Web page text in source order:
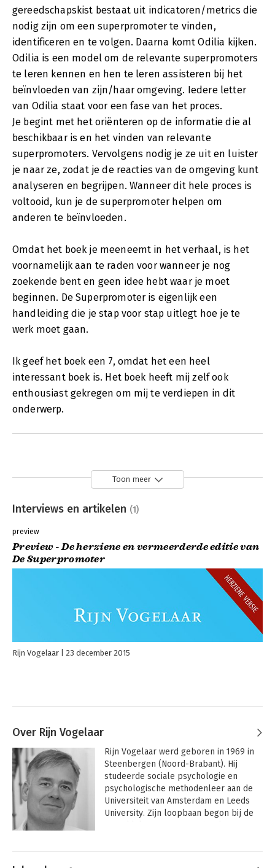
gereedschapskist bestaat uit indicatoren/metrics die
nodig zijn om een superpromoter te vinden,
identificeren en te volgen. Daarna komt Odilia kijken.
Odilia is een model om de relevante superpromoters
te leren kennen en hen te leren assisteren bij het
beïnvloeden van zijn/haar omgeving. Iedere letter
van Odilia staat voor een fase van het proces.
Je begint met het oriënteren op de informatie die al
beschikbaar is en het vinden van relevante
superpromoters. Vervolgens nodig je ze uit en luister
je naar ze, zodat je de reacties van de omgeving kunt
analyseren en begrijpen. Wanneer dit hele proces is
voltooid, kun je de superpromoter helpen om
anderen te beïnvloeden.
Omdat het boek je meeneemt in het verhaal, is het
voornamelijk aan te raden voor wanneer je nog
zoekende bent en geen idee hebt waar je moet
beginnen. De Superpromoter is eigenlijk een
handleiding die je stap voor stap uitlegt hoe je te
werk moet gaan.
Ik geef het boek een 7, omdat het een heel
interessant boek is. Het boek heeft mij zelf ook
enthousiast gekregen om mij te verdiepen in dit
onderwerp.
Toon meer
Interviews en artikelen (1)
preview
Preview - De herziene en vermeerderde editie van
De Superpromoter
Rijn Vogelaar 23 december 2015
Over Rijn Vogelaar
Rijn Vogelaar werd geboren in 1969 in
Steenbergen (Noord-Brabant). Hij
studeerde sociale psychologie en
psychologische methodenleer aan de
Universiteit van Amsterdam en Leeds
University. Zijn loopbaan begon bij de
Vervolgens werkte hij als psycholoog
Andere boeken door Rijn Vogelaar